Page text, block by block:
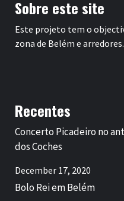
Sobre este site
Este projeto tem o
zona de Belém e arredores.
Recentes
Concerto Picadeiro no
dos Coches
December 17, 2020
Bolo Rei em Belém